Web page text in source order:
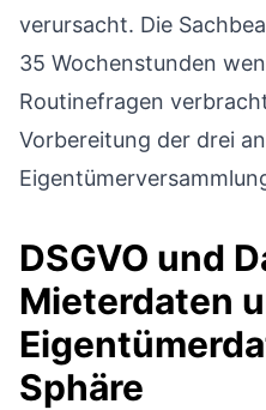
verursacht. Die
35 Wochenstunden
Routinefragen
Vorbereitung der drei
DSGVO und
Mieterdaten
Sphäre